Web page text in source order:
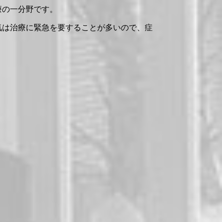
一分野です。
治療に緊急を要することが多いので、症